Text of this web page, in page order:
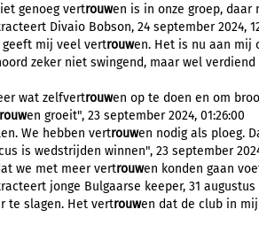
genoeg vertrouwen is in onze groep, daar
Divaio Bobson, 24 september 2024,
mij veel vertrouwen. Het is nu aan mij
zeker niet swingend, maar wel
wat zelfvertrouwen op te doen en om
rouwen groeit", 23 september 2024, 01:26:00
We hebben vertrouwen nodig als ploeg.
is wedstrijden winnen", 23 september
we met meer vertrouwen konden gaan
jonge Bulgaarse keeper, 31 augustus
te slagen. Het vertrouwen dat de club in